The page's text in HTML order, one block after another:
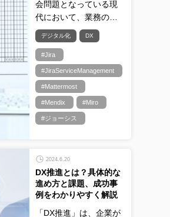
会問題となっている現
代において、業務の…
デジタル化 DX
#Jira
#JiraServiceManagement
#Mattermost
#Mendix #Miro
#ジョーシス
2024.6.20
DX推進とは？具体的な
進め方と課題、成功事
例をわかりやすく解説
「DX推進」は、企業が